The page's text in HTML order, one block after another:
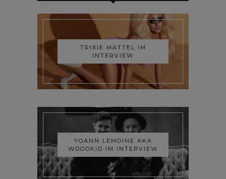
TRIXIE MATTEL IM
INTERVIEW
YOANN LEMOINE AKA
WOODKID IM INTERVIEW